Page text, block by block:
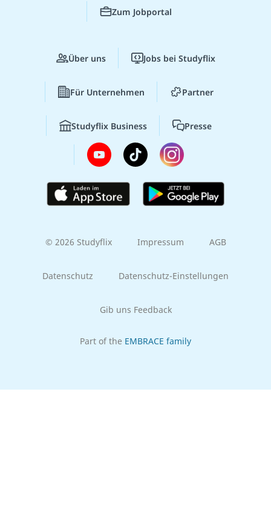
Zum Jobportal
Über uns Jobs bei Studyflix
Für Unternehmen Partner
Studyflix Business Presse
© 2026 Studyflix Impressum AGB
Datenschutz Datenschutz-Einstellungen
Gib uns Feedback
Part of the EMBRACE family